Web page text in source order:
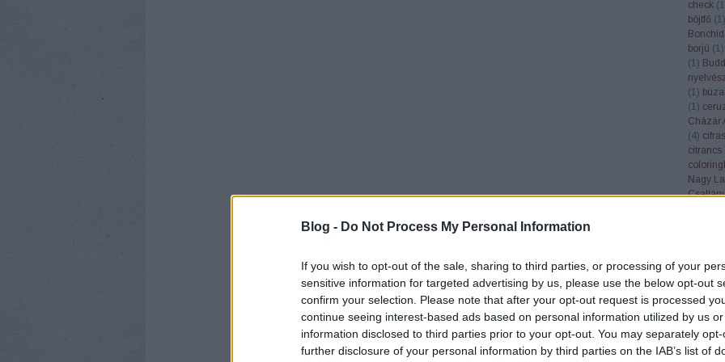
Blog - Do Not Process My Personal Information
If you wish to opt-out of the sale, sharing to third parties, or processing of your
sensitive information for targeted advertising by us, please use the below opt-out
confirm your selection. Please note that after your opt-out request is processed
continue seeing interest-based ads based on personal information utilized by us
information disclosed to third parties prior to your opt-out. You may separately
further disclosure of your personal information by third parties on the IAB’s list of
check (1
böjtfő (1)
borjú (1)
(1)
(1)
(1)
Cházár
(4)
citrancs
Nagy
csiperke
Csúcs
Győző